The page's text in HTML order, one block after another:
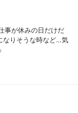
事が休みの日だけだ
なりそうな時など…気